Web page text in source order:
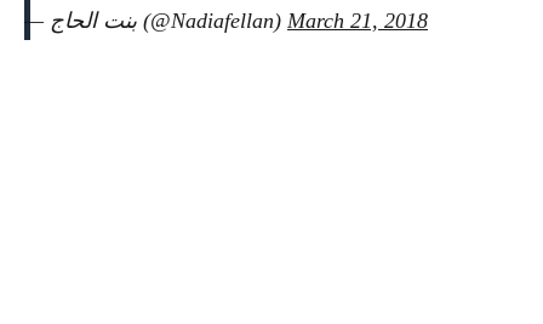
— بنت الحاج (@Nadiafellan) March 21, 2018